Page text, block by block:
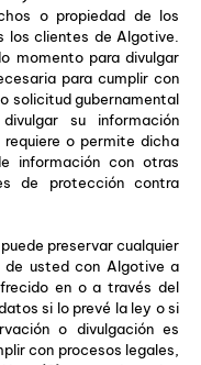
o propiedad de los
los clientes de Algotive.
momento para divulgar
para cumplir con
solicitud gubernamental
su información
o permite dicha
información con otras
de protección contra
preservar cualquier
de usted con Algotive a
en o a través del
si lo prevé la ley o si
o divulgación es
con procesos legales,